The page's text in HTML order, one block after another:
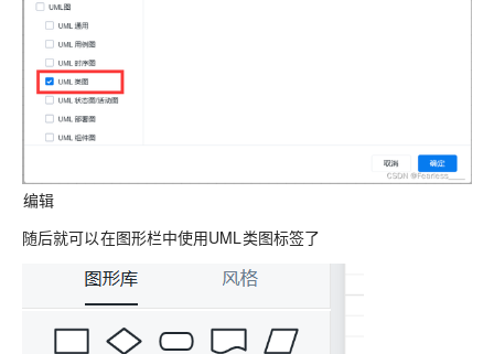
编辑
随后就可以在图形栏中使用UML类图标签了